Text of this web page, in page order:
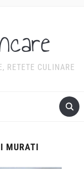
RETETE CULINARE
MURATI